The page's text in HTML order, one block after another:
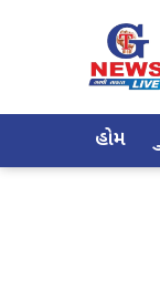
હોમ